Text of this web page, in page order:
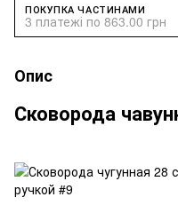
ПОКУПКА ЧАСТИНАМИ
3 платежі по 863.00 грн
Опис
Сковорода